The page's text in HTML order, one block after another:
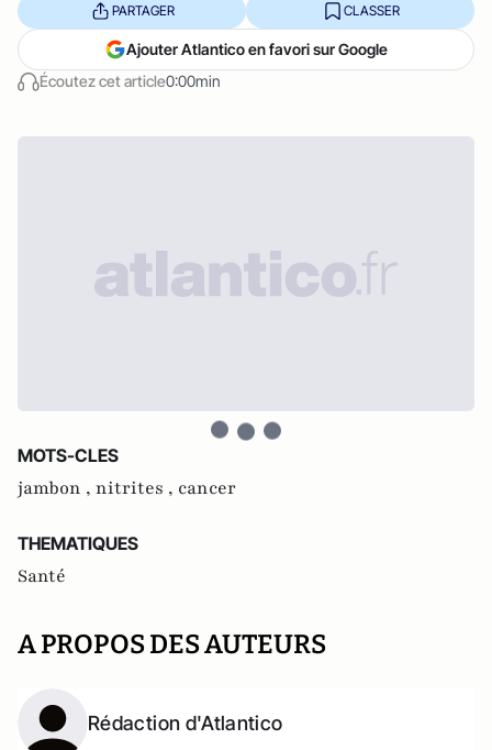
Écoutez cet article0:00min
PARTAGER CLASSER
Ajouter Atlantico en favori sur Google
MOTS-CLES
jambon , nitrites , cancer
THEMATIQUES
Santé
A PROPOS DES AUTEURS
Rédaction d'Atlantico